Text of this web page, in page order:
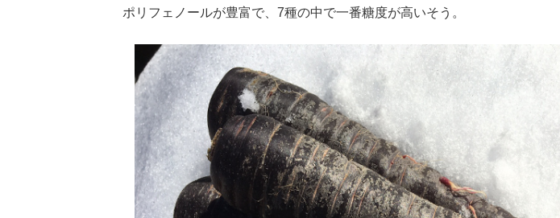
ポリフェノールが豊富で、7種の中で一番糖度が高いそう。